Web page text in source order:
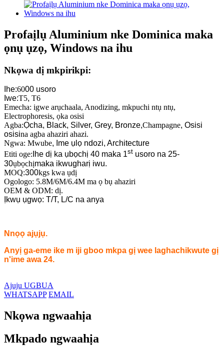
Profaịlụ Aluminium nke Dominica maka
ọnụ ụzọ, Windows na ihu
Nkọwa dị mkpirikpi:
Ihe:6000 usoro
Iwe:T5, T6
Emecha: igwe arụchaala, Anodizing, mkpuchi ntụ ntụ,
Electrophoresis, ọka osisi
Agba:Ọcha, Black, Silver, Grey, Bronze,Champagne, Osisi
osisina agba ahaziri ahazi.
Ngwa: Mwube, Ime ụlọ ndozi, Architecture
Etiti oge: Ihe dị ka ụbọchị 40 maka 1st usoro na 25-
30ụbọchịmaka ikwugharị iwu.
MOQ:300kgs kwa ụdị
Ogologo: 5.8M/6M/6.4M ma ọ bụ ahaziri
OEM & ODM: dị.
Ịkwụ ụgwọ: T/T, L/C na anya
Nnọọ ajụjụ.
Anyị ga-eme ike m iji gboo mkpa gị wee laghachikwute gị
n'ime awa 24.
Ajuju UGBUA
WHATSAPP EMAIL
Nkọwa ngwaahịa
Mkpado ngwaahịa